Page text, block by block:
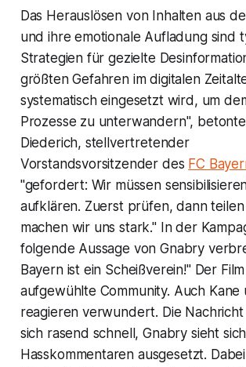
Das Herauslösen von Inhalten aus
und ihre emotionale Aufladung sind
Strategien für gezielte
größten Gefahren im digitalen
systematisch eingesetzt wird, um
Prozesse zu unterwandern", betonte
Diederich, stellvertretender
Vorstandsvorsitzender des FC
"gefordert: Wir müssen
aufklären. Zuerst prüfen, dann
machen wir uns stark." In der
folgende Aussage von Gnabry
Bayern ist ein Scheißverein!" Der
aufgewühlte Community. Auch Kane
reagieren verwundert. Die
sich rasend schnell, Gnabry sieht sich
Hasskommentaren ausgesetzt.